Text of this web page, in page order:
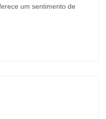
um sentimento de